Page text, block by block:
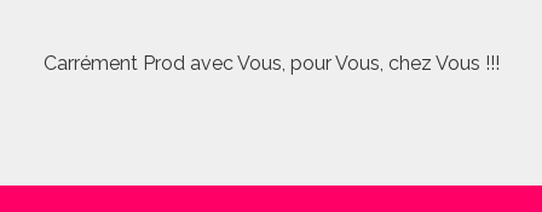
Carrément Prod avec Vous, pour Vous, chez Vous !!!